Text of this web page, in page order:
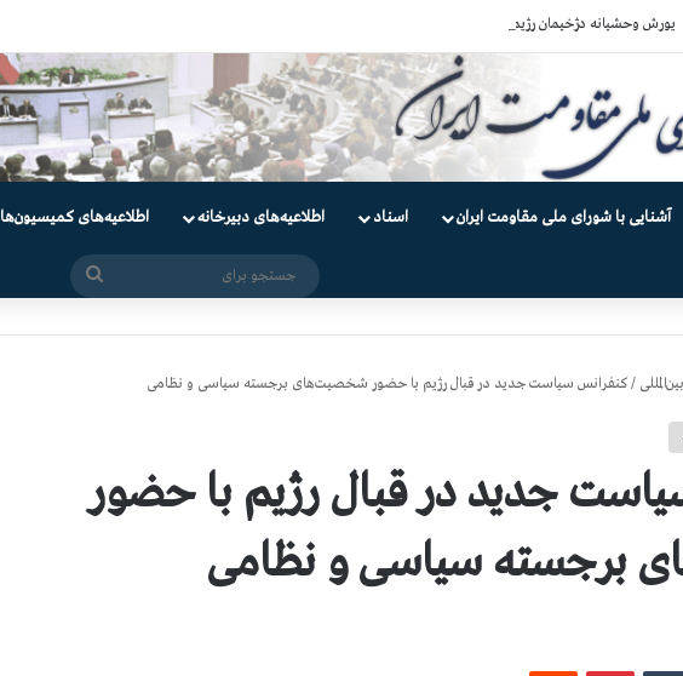
یورش وحشیانه دژخیمان رژیم آخوندی به بند ۷ زندان اوین و ضرب‌وجرح زندانیان سیاسی
آشنایی با شورای ملی مقاومت ایران اسناد اطلاعیه‌های دبیرخانه اطلاعیه‌های کمیسیون‌‌ها
/کنفرانس سیاست جدید در قبال رژیم با حضور شخصیت‌های برجسته سیاسی و نظامی
جدید در قبال رژیم با حضور
برجسته سیاسی و نظامی
‫پین‌ترست